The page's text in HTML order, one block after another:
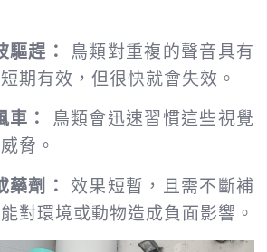
驅趕：
鳥類對重複的聲音具有
期有效，但很快就會失效。
車：
鳥類會迅速習慣這些視覺
脅。
藥劑：
效果短暫，且需不斷補
對環境或動物造成負面影響。